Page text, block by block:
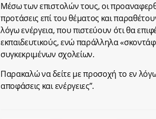
Μέσω των επιστολών τους, οι
προτάσεις επί του θέματος και
λόγω ενέργεια, που πιστεύουν ότι θα
εκπαιδευτικούς, ενώ παράλληλα
συγκεκριμένων σχολείων.
Παρακαλώ να δείτε με προσοχή το εν
αποφάσεις και ενέργειες”.